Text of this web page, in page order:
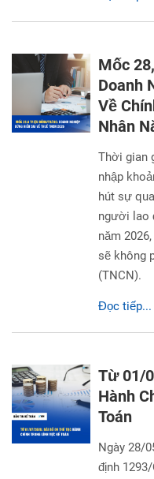
Mốc
Doanh
Về
Nhân
Thời gian
nhập
hút sự
người lao
năm
sẽ không
(TNCN).
Đọc tiếp...
Từ 01/
Hành
Toán
Ngày 28/
định